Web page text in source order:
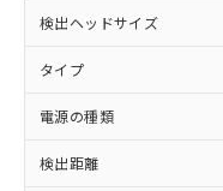
検出ヘッドサイズ
タイプ
電源の種類
検出距離